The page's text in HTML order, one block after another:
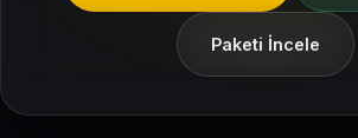
Paketi İncele